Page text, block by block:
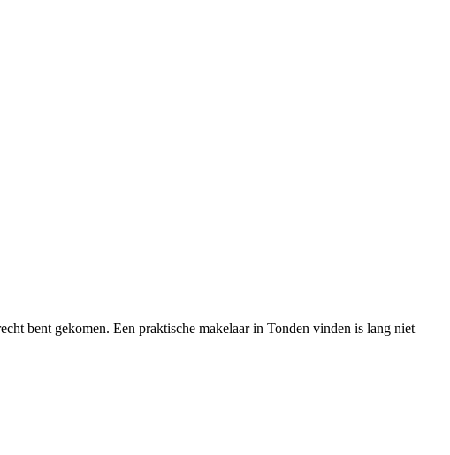
bent gekomen. Een praktische makelaar in Tonden vinden is lang niet